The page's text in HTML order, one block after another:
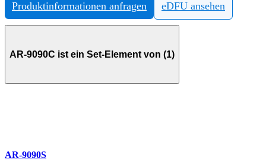
Produktinformationen anfragen eDFU ansehen
AR-9090C ist ein Set-Element von (1)
AR-9090S